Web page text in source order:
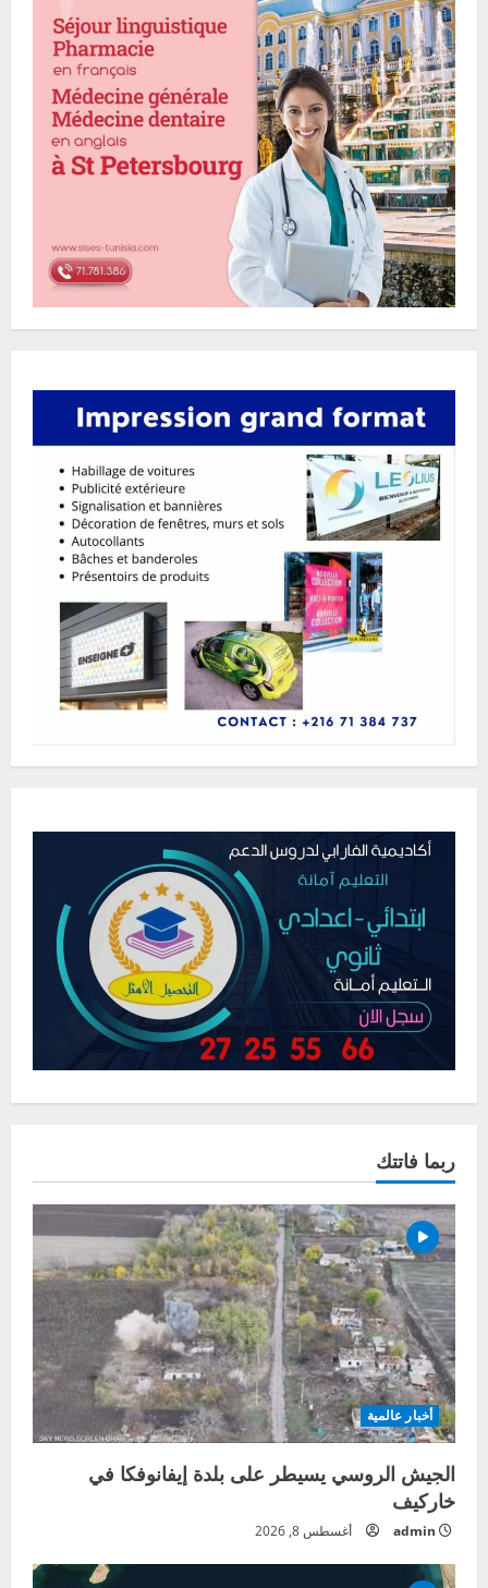
ربما فاتتك
أخبار عالمية
الجيش الروسي يسيطر على بلدة إيفانوفكا في
خاركيف
admin أغسطس 8, 2026